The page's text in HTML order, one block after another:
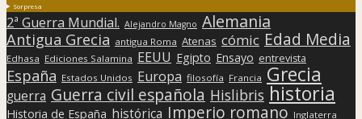
Sorpresa
2ª Guerra Mundial. Alejandro Magno Alemania
Antigua Grecia antigua Roma Atenas cómic Edad Media
Edhasa Ediciones Salamina EEUU Egipto Ensayo entrevista
España Estados Unidos Europa filosofía Francia Grecia
guerra Guerra civil española Hislibris historia
Historia de España histórica Imperio romano Inglaterra